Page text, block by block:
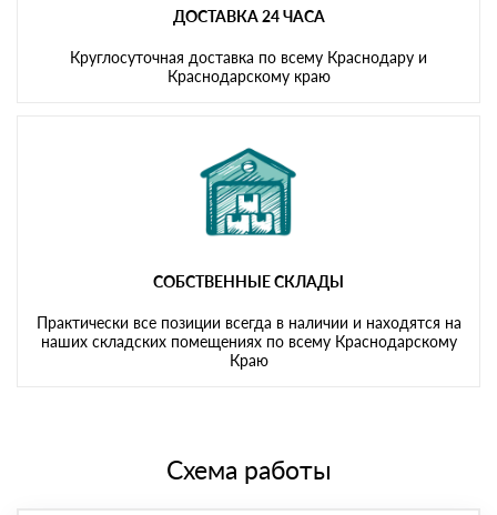
ДОСТАВКА 24 ЧАСА
Круглосуточная доставка по всему Краснодару и
Краснодарскому краю
СОБСТВЕННЫЕ СКЛАДЫ
Практически все позиции всегда в наличии и находятся на
наших складских помещениях по всему Краснодарскому
Краю
Схема работы